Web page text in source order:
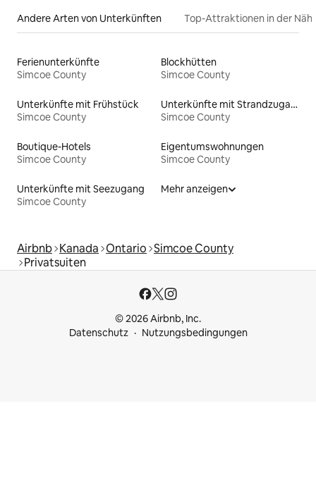
Andere Arten von Unterkünften Top-Attraktionen in der
Ferienunterkünfte
Simcoe County
Blockhütten
Simcoe County
Unterkünfte mit Frühstück
Simcoe County
Unterkünfte mit Strandzugang
Simcoe County
Boutique-Hotels
Simcoe County
Eigentumswohnungen
Simcoe County
Unterkünfte mit Seezugang
Simcoe County
Mehr anzeigen
Airbnb Kanada Ontario Simcoe County
Privatsuiten
© 2026 Airbnb, Inc.
Datenschutz
Nutzungsbedingungen